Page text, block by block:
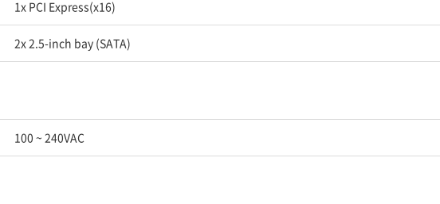
1x PCI Express(x16)
2x 2.5-inch bay (SATA)
100 ~ 240VAC